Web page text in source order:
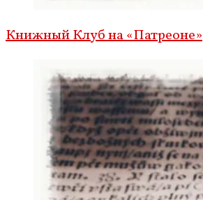
Книжный Клуб на «Патреоне»